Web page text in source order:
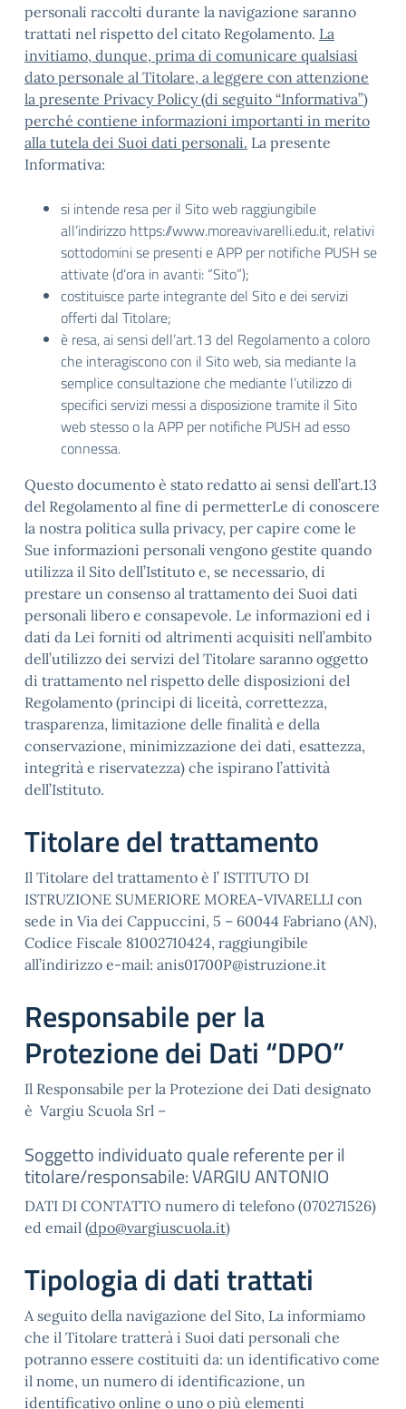
personali raccolti durante la navigazione saranno
trattati nel rispetto del citato Regolamento. La
invitiamo, dunque, prima di comunicare qualsiasi
dato personale al Titolare, a leggere con attenzione
la presente Privacy Policy (di seguito “Informativa”)
perché contiene informazioni importanti in merito
alla tutela dei Suoi dati personali. La presente
Informativa:
si intende resa per il Sito web raggiungibile
all’indirizzo https://www.moreavivarelli.edu.it, relativi
sottodomini se presenti e APP per notifiche PUSH se
attivate (d’ora in avanti: “Sito”);
costituisce parte integrante del Sito e dei servizi
offerti dal Titolare;
è resa, ai sensi dell’art.13 del Regolamento a coloro
che interagiscono con il Sito web, sia mediante la
semplice consultazione che mediante l’utilizzo di
specifici servizi messi a disposizione tramite il Sito
web stesso o la APP per notifiche PUSH ad esso
connessa.
Questo documento è stato redatto ai sensi dell’art.13
del Regolamento al fine di permetterLe di conoscere
la nostra politica sulla privacy, per capire come le
Sue informazioni personali vengono gestite quando
utilizza il Sito dell’Istituto e, se necessario, di
prestare un consenso al trattamento dei Suoi dati
personali libero e consapevole. Le informazioni ed i
dati da Lei forniti od altrimenti acquisiti nell’ambito
dell’utilizzo dei servizi del Titolare saranno oggetto
di trattamento nel rispetto delle disposizioni del
Regolamento (principi di liceità, correttezza,
trasparenza, limitazione delle finalità e della
conservazione, minimizzazione dei dati, esattezza,
integrità e riservatezza) che ispirano l’attività
dell’Istituto.
Titolare del trattamento
Il Titolare del trattamento è l’ ISTITUTO DI
ISTRUZIONE SUMERIORE MOREA-VIVARELLI con
sede in Via dei Cappuccini, 5 – 60044 Fabriano (AN),
Codice Fiscale 81002710424, raggiungibile
all’indirizzo e-mail: anis01700P@istruzione.it
Responsabile per la
Protezione dei Dati “DPO”
Il Responsabile per la Protezione dei Dati designato
è Vargiu Scuola Srl –
Soggetto individuato quale referente per il
titolare/responsabile: VARGIU ANTONIO
DATI DI CONTATTO numero di telefono (070271526)
ed email (dpo@vargiuscuola.it)
Tipologia di dati trattati
A seguito della navigazione del Sito, La informiamo
che il Titolare tratterà i Suoi dati personali che
potranno essere costituiti da: un identificativo come
il nome, un numero di identificazione, un
identificativo online o uno o più elementi